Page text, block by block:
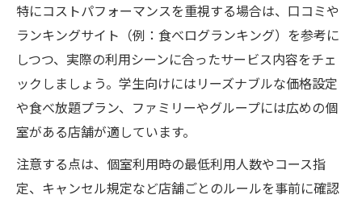
特にコストパフォーマンスを重視する場合は、口コミや
ランキングサイト（例：食べログランキング）を参考に
しつつ、実際の利用シーンに合ったサービス内容をチェ
ックしましょう。学生向けにはリーズナブルな価格設定
や食べ放題プラン、ファミリーやグループには広めの個
室がある店舗が適しています。
注意する点は、個室利用時の最低利用人数やコース指
定、キャンセル規定など店舗ごとのルールを事前に確認